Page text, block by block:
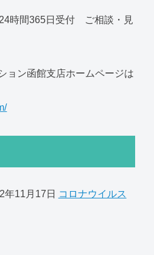
時間365日受付 ご相談・見
ョン函館支店ホームページは
年11月17日 コロナウイルス